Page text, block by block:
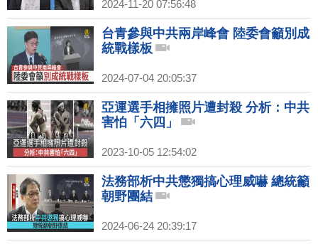
2024-11-20 07:56:48
台青參與中共兩岸峰會 陸委會籲別成
統戰樣板
2024-07-04 20:05:37
亞運選手相擁照片遭封殺 分析：中共
害怕「六四」
2023-10-05 12:54:02
法務部析中共懲獨搞心理威嚇 總統籲
朝野團結
2024-06-24 20:39:17